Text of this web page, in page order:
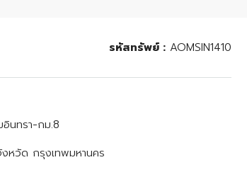
รหัสทรัพย์ : AOMSIN1410
อินทรา-กม.8
หวัด กรุงเทพมหานคร